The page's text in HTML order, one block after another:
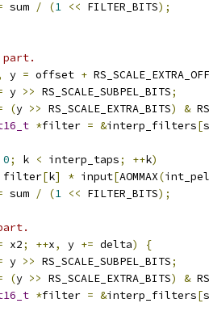
sum / (1 << FILTER_BITS);
y = offset + RS_SCALE_EXTRA_OFF
y >> RS_SCALE_SUBPEL_BITS;
(y >> RS_SCALE_EXTRA_BITS) &
*filter = &interp_filters[
0; k < interp_taps; ++k)
filter[k] * input[AOMMAX(
sum / (1 << FILTER_BITS);
x2; ++x, y += delta)
{
y >> RS_SCALE_SUBPEL_BITS;
(y >> RS_SCALE_EXTRA_BITS) &
*filter = &interp_filters[